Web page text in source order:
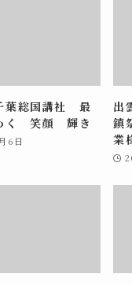
葉総国講社 最
く 笑顔 輝き
6日
出
鎮
業